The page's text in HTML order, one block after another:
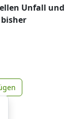
Unfall und
Telegram